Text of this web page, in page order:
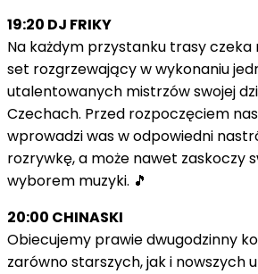
19:20 DJ FRIKY
Na każdym przystanku trasy czeka
set rozgrzewający w wykonaniu
utalentowanych mistrzów swojej
Czechach. Przed rozpoczęciem
wprowadzi was w odpowiedni
rozrywkę, a może nawet zaskoczy
wyborem muzyki. 🎵
20:00 CHINASKI
Obiecujemy prawie dwugodzinny
zarówno starszych, jak i nowszych